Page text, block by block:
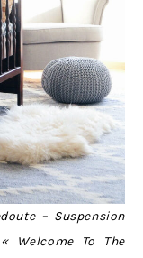
– Suspension
Welcome To The